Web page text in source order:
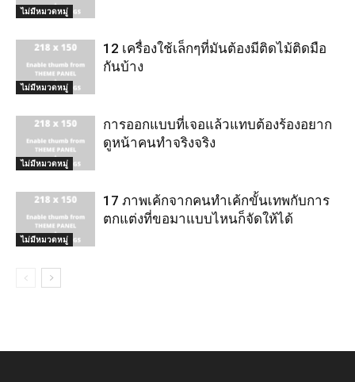
ไม่มีหมวดหมู่
ไม่มีหมวดหมู่
12 เครื่องใช้เล็กๆที่มันต้องมีติดไม้ติดมือ
กันบ้าง
ไม่มีหมวดหมู่
การออกแบบที่เจอแล้วแทบต้องร้องอยาก
ดูหน้าคนทำจริงจริง
ไม่มีหมวดหมู่
17 ภาพเค้กจากคนทำเค้กขั้นเทพกับการ
ตกแต่งที่ขอมาแบบไหนก็จัดให้ได้